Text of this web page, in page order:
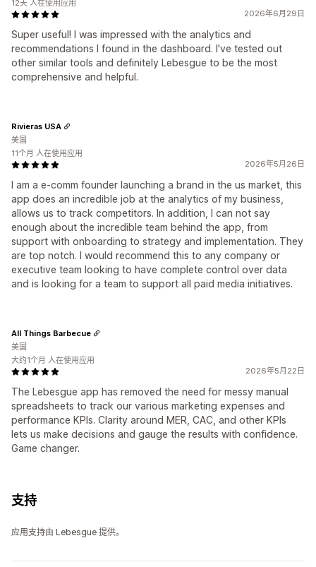
2026年6月29日
Super useful! I was impressed with the analytics and
recommendations I found in the dashboard. I've tested out
other similar tools and definitely Lebesgue to be the most
comprehensive and helpful.
12天 人在使用应用
2026年5月26日
I am a e-comm founder launching a brand in the us market, this
app does an incredible job at the analytics of my business,
allows us to track competitors. In addition, I can not say
enough about the incredible team behind the app, from
support with onboarding to strategy and implementation. They
are top notch. I would recommend this to any company or
executive team looking to have complete control over data
and is looking for a team to support all paid media initiatives.
Rivieras USA
美国
11个月 人在使用应用
2026年5月22日
The Lebesgue app has removed the need for messy manual
spreadsheets to track our various marketing expenses and
performance KPIs. Clarity around MER, CAC, and other KPIs
lets us make decisions and gauge the results with confidence.
Game changer.
All Things Barbecue
美国
大约1个月 人在使用应用
支持
应用支持由 Lebesgue 提供。